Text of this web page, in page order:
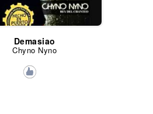
Demasiao
Chyno Nyno